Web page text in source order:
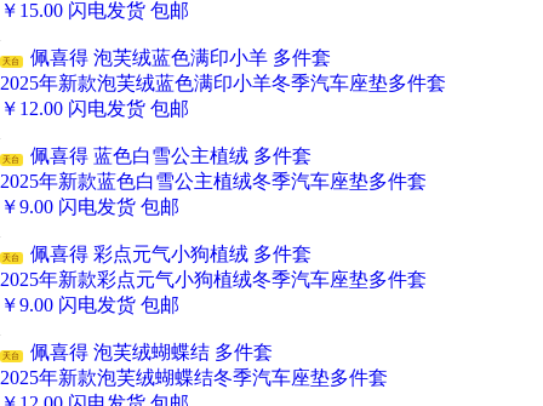
￥ 15.00 闪电发货 包邮
天台
佩喜得 泡芙绒蓝色满印小羊 多件套
2025年新款泡芙绒蓝色满印小羊冬季汽车座垫多件套
￥ 12.00 闪电发货 包邮
天台
佩喜得 蓝色白雪公主植绒 多件套
2025年新款蓝色白雪公主植绒冬季汽车座垫多件套
￥9.00 闪电发货 包邮
天台
佩喜得 彩点元气小狗植绒 多件套
2025年新款彩点元气小狗植绒冬季汽车座垫多件套
￥9.00 闪电发货 包邮
天台
佩喜得 泡芙绒蝴蝶结 多件套
2025年新款泡芙绒蝴蝶结冬季汽车座垫多件套